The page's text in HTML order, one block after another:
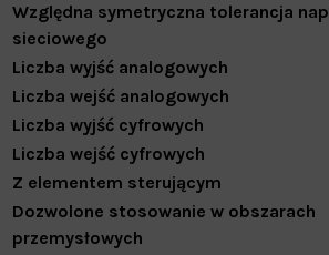
Względna symetryczna tolerancja
sieciowego
Liczba wyjść analogowych
Liczba wejść analogowych
Liczba wyjść cyfrowych
Liczba wejść cyfrowych
Z elementem sterującym
Dozwolone stosowanie w obszarach
przemysłowych